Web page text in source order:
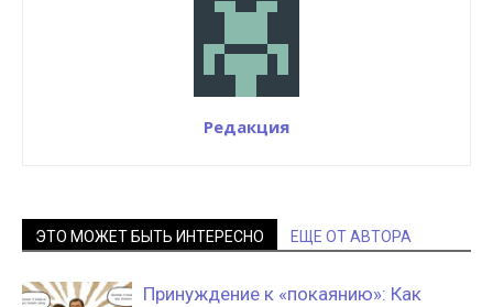
Редакция
ЭТО МОЖЕТ БЫТЬ ИНТЕРЕСНО ЕЩЕ ОТ АВТОРА
Принуждение к «покаянию»: Как